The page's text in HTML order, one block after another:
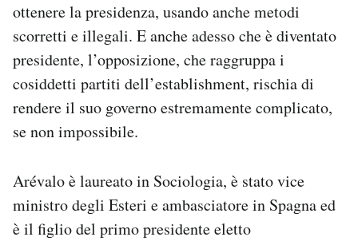
ottenere la presidenza, usando anche metodi
scorretti e illegali. E anche adesso che è diventato
presidente, l’opposizione, che raggruppa i
cosiddetti partiti dell’establishment, rischia di
rendere il suo governo estremamente complicato,
se non impossibile.
Arévalo è laureato in Sociologia, è stato vice
ministro degli Esteri e ambasciatore in Spagna ed
è il figlio del primo presidente eletto